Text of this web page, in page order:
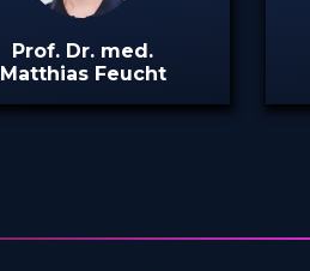
Prof. Dr. med.
Matthias Feucht